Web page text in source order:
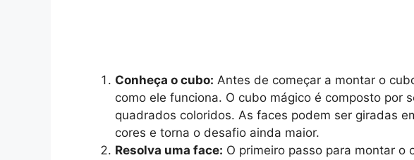
Conheça o cubo: Antes de começar a montar o
como ele funciona. O cubo mágico é composto por
quadrados coloridos. As faces podem ser giradas
cores e torna o desafio ainda maior.
Resolva uma face: O primeiro passo para montar o